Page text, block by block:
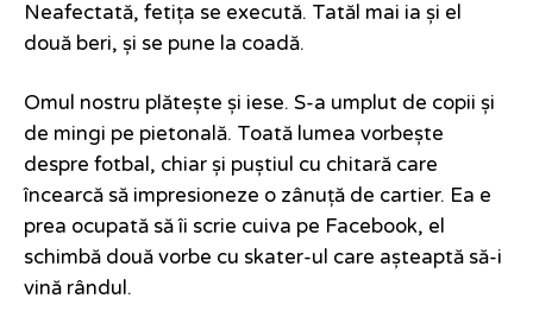
Neafectată, fetița se execută. Tatăl mai ia și el
două beri, și se pune la coadă.
Omul nostru plătește și iese. S-a umplut de copii și
de mingi pe pietonală. Toată lumea vorbește
despre fotbal, chiar și puștiul cu chitară care
încearcă să impresioneze o zânuță de cartier. Ea e
prea ocupată să îi scrie cuiva pe Facebook, el
schimbă două vorbe cu skater-ul care așteaptă să-i
vină rândul.